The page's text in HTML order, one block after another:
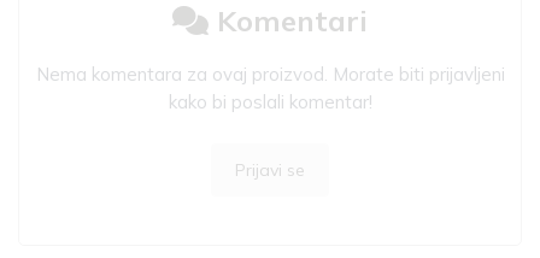
Komentari
Nema komentara za ovaj proizvod. Morate biti prijavljeni
kako bi poslali komentar!
Prijavi se